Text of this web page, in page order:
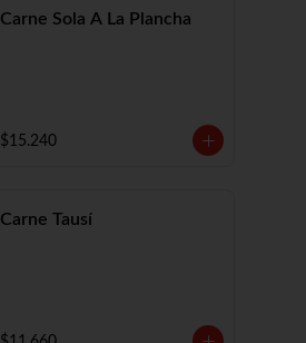
Carne Sola A La Plancha
$15.240
Carne Tausí